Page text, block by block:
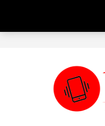
conținut